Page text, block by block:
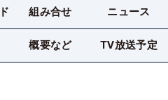
組み合せ ニュース
概要など TV放送予定